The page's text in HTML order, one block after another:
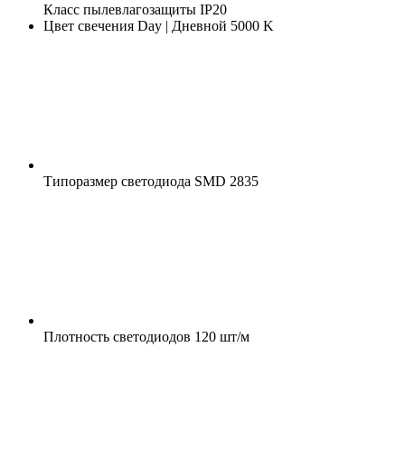
Класс пылевлагозащиты IP20
Цвет свечения Day | Дневной 5000 K
Типоразмер светодиода SMD 2835
Плотность светодиодов 120 шт/м